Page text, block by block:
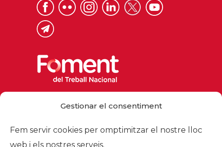
Gestionar el consentiment
Fem servir cookies per omptimitzar el nostre lloc
web i els nostres serveis.
foment@foment.com